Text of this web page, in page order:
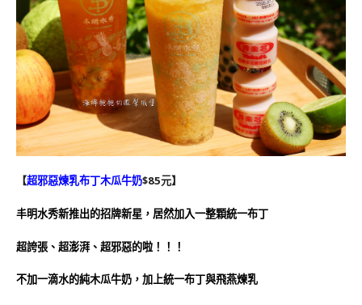
【超邪惡煉乳布丁木瓜牛奶$85元】
丰明水秀新推出的招牌新星，居然加入一整顆統一布丁
超誇張、超澎湃、超邪惡的啦！！！
不加一滴水的純木瓜牛奶，加上統一布丁與飛燕煉乳